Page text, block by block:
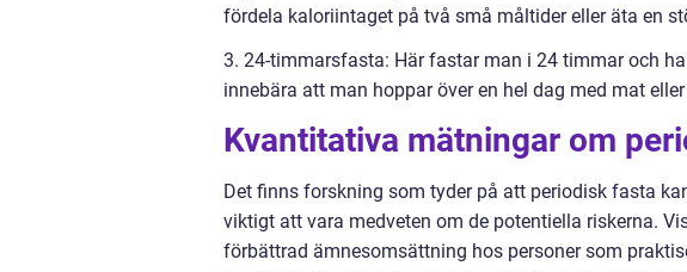
fördela kaloriintaget på två små måltider eller äta en
3. 24-timmarsfasta: Här fastar man i 24 timmar och
innebära att man hoppar över en hel dag med mat
Kvantitativa mätningar om
Det finns forskning som tyder på att periodisk fasta
viktigt att vara medveten om de potentiella riskerna.
förbättrad ämnesomsättning hos personer som